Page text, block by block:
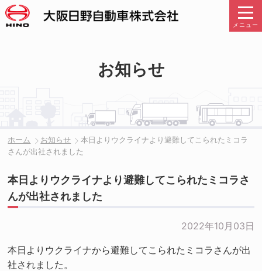
メニュー
お知らせ
ホーム お知らせ
本日よりウクライナより避難してこられたミコラ
さんが出社されました
本日よりウクライナより避難してこられたミコラさ
んが出社されました
2022年10月03日
本日よりウクライナから避難してこられたミコラさんが出
社されました。